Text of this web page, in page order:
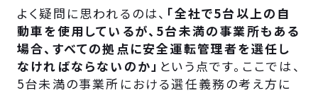
よく疑問に思われるのは、 「全社で5台以上の自
動車を使用しているが、5台未満の事業所もある
場合、すべての拠点に安全運転管理者を選任し
なければならないのか」 という点です。ここでは、
5台未満の事業所における選任義務の考え方に